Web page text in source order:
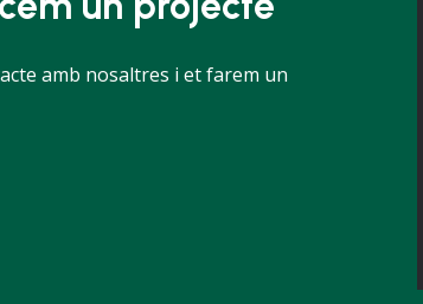
amb nosaltres i et farem un